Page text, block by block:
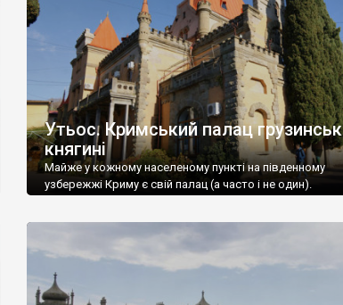
Утьос. Кримський палац
княгині
Майже у кожному населеному пункті на південному
узбережжі Криму є свій палац (а часто і не один).